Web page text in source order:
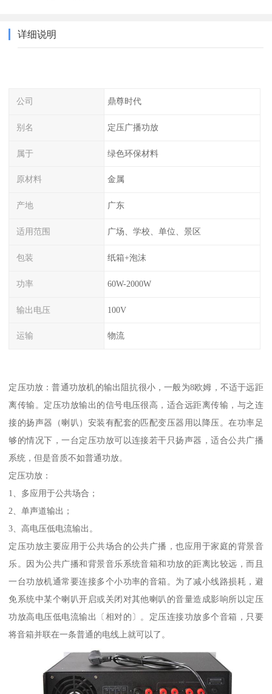
详细说明
公司 鼎尊时代
别名 定压广播功放
属于 绿色环保材料
原材料 金属
产地 广东
适用范围 广场、学校、单位、景区
包装 纸箱+泡沫
功率 60W-2000W
输出电压 100V
运输 物流
定压功放：普通功放机的输出阻抗很小，一般为8欧姆，不适于远距
离传输。定压功放输出的信号电压很高，适合远距离传输，与之连
接的扬声器（喇叭）安装有配套的匹配变压器用以降压。在功率足
够的情况下，一台定压功放可以连接若干只扬声器，适合公共广播
系统，但是音质不如普通功放。
定压功放：
1、多应用于公共场合；
2、单声道输出；
3、高电压低电流输出。
定压功放主要应用于公共场合的公共广播，也应用于家庭的背景音
乐。因为公共广播和背景音乐系统音箱和功放的距离比较远，而且
一台功放机通常要连接多个小功率的音箱。为了减小线路损耗，避
免系统中某个喇叭开启或关闭对其他喇叭的音量造成影响所以定压
功放高电压低电流输出〔相对的〕。定压连接功放多个音箱，只要
将音箱并联在一条普通的电线上就可以了。